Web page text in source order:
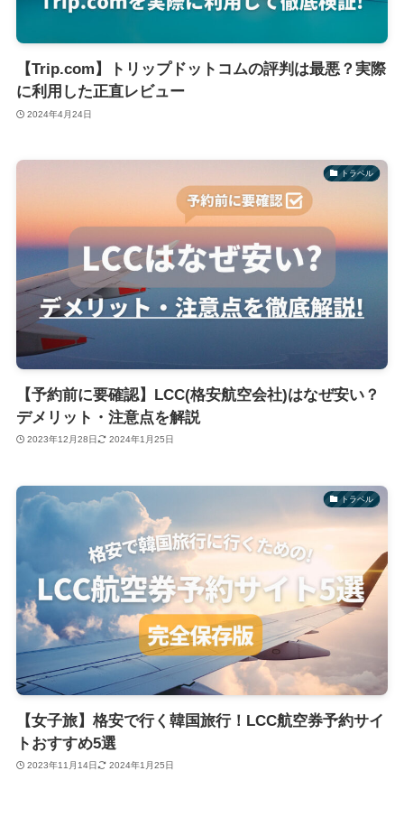
【Trip.com】トリップドットコムの評判は最悪？実際
に利用した正直レビュー
2024年4月24日
トラベル
【予約前に要確認】LCC(格安航空会社)はなぜ安い？
デメリット・注意点を解説
2023年12月28日 2024年1月25日
トラベル
【女子旅】格安で行く韓国旅行！LCC航空券予約サイ
トおすすめ5選
2023年11月14日 2024年1月25日